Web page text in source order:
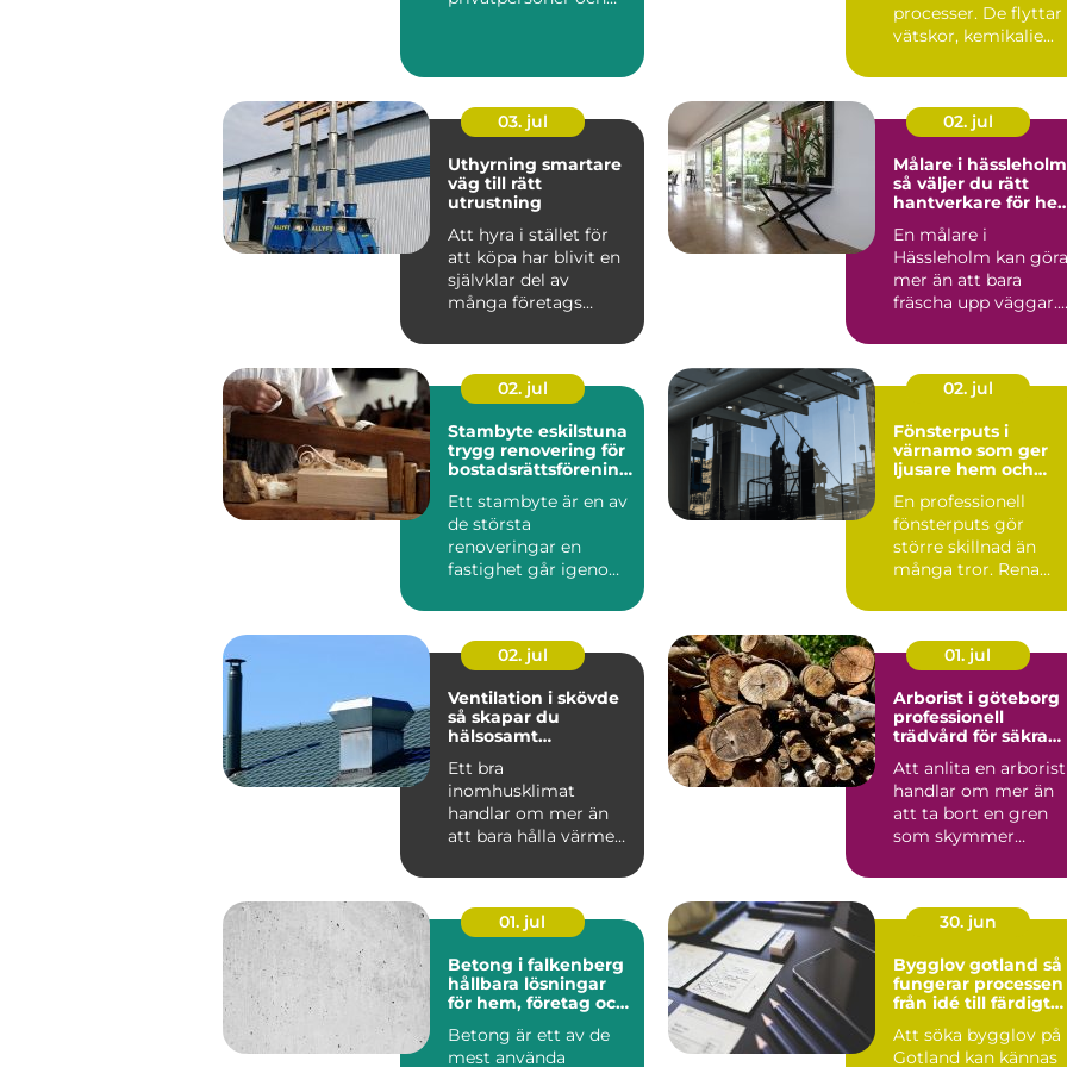
processer. De flyttar
vätskor, kemikalie...
03. jul
Uthyrning smartare
väg till rätt
utrustning
Att hyra i stället för
att köpa har blivit en
självklar del av
många företags
...
02. jul
Målare i hässleholm
så väljer du rätt
hantverkare för
En målare i
Hässleholm kan göra
mer än att bara
fräscha upp väggar.
höja värdet...
02. jul
Stambyte eskilstuna
trygg renovering för
bostadsrättsförening
Ett stambyte är en av
de största
renoveringar en
fastighet går igenom.
Eskilstuna bygg...
02. jul
Fönsterputs i
värnamo som ger
ljusare hem och
En professionell
fönsterputs gör
större skillnad än
många tror. Rena
dagsljus, ...
02. jul
Ventilation i skövde
så skapar du
hälsosamt
runt
Ett bra
inomhusklimat
handlar om mer än
att bara hålla värmen.
hemma, på jobbet
elle...
01. jul
Arborist i göteborg
professionell
trädvård för säkra
Att anlita en arborist
handlar om mer än
att ta bort en gren
som skymmer
professionell ...
01. jul
Betong i falkenberg
hållbara lösningar
för hem, företag och
Betong är ett av de
mest använda
30. jun
Bygglov gotland så
fungerar processen
från idé till färdigt
Att söka bygglov på
Gotland kan kännas